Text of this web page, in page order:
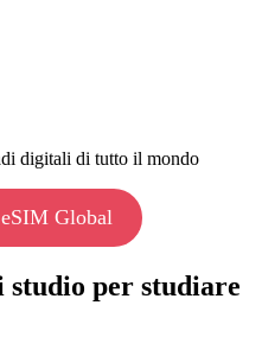
digitali di tutto il mondo
Global
studio per studiare